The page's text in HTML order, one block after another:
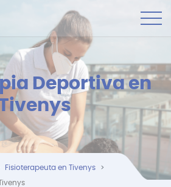
Deportiva en
Fisioterapeuta en Tivenys